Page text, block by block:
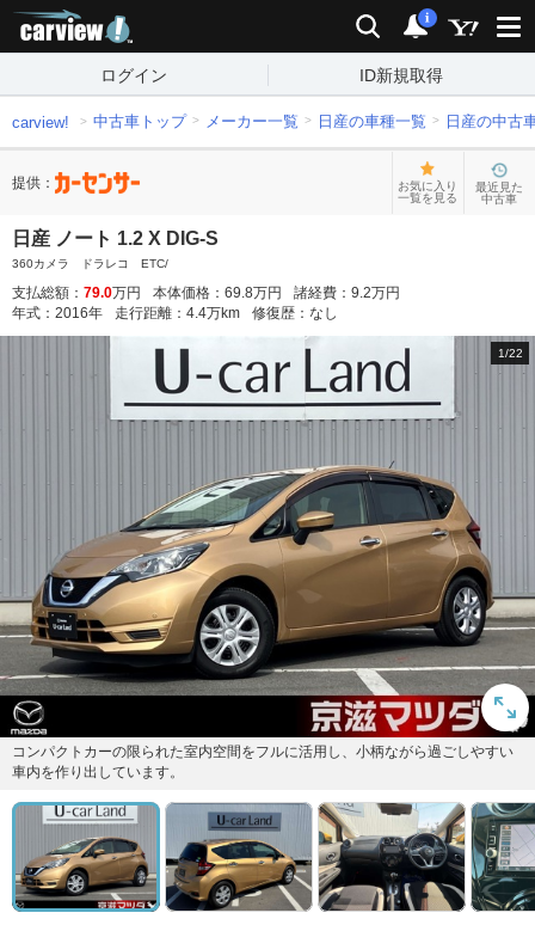
検索 通知
i
ログイン ID新規取得
carview! 中古車トップ メーカー一覧 日産の車種一覧 日産の中古
提供：
お気に入り
一覧を見る
最近見た
中古車
日産 ノート 1.2 X DIG-S
360カメラ ドラレコ ETC/
支払総額： 79.0万円 本体価格： 69.8万円 諸経費： 9.2万円
年式： 2016年 走行距離： 4.4万km 修復歴： なし
1/22
コンパクトカーの限られた室内空間をフルに活用し、小柄ながら過ごしやすい
車内を作り出しています。